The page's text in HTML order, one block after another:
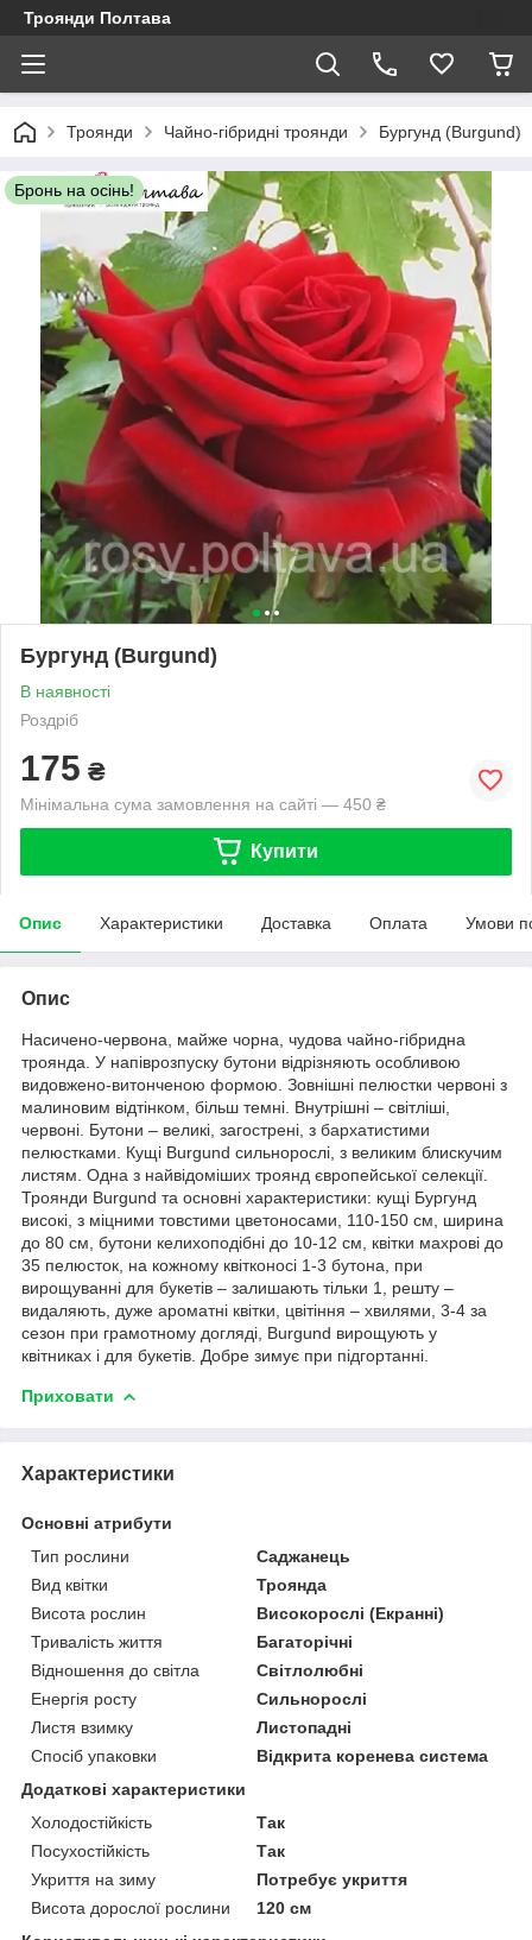
Троянди Полтава
Троянди Чайно-гібридні троянди Бургунд (Burgund)
Бронь на осінь!
Бургунд (Burgund)
В наявності
Роздріб
175 ₴
Мінімальна сума замовлення на сайті — 450 ₴
Купити
Опис Характеристики Доставка Оплата Умови
Опис
Насичено-червона, майже чорна, чудова чайно-гібридна
троянда. У напіврозпуску бутони відрізняють особливою
видовжено-витонченою формою. Зовнішні пелюстки червоні з
малиновим відтінком, більш темні. Внутрішні – світліші,
червоні. Бутони – великі, загострені, з бархатистими
пелюстками. Кущі Burgund сильнорослі, з великим блискучим
листям. Одна з найвідоміших троянд європейської селекції.
Троянди Burgund та основні характеристики: кущі Бургунд
високі, з міцними товстими цветоносами, 110-150 см, ширина
до 80 см, бутони келихоподібні до 10-12 см, квітки махрові до
35 пелюсток, на кожному квітконосі 1-3 бутона, при
вирощуванні для букетів – залишають тільки 1, решту –
видаляють, дуже ароматні квітки, цвітіння – хвилями, 3-4 за
сезон при грамотному догляді, Burgund вирощують у
квітниках і для букетів. Добре зимує при підгортанні.
Приховати
Характеристики
Основні атрибути
Тип рослини
Саджанець
Вид квітки
Троянда
Висота рослин
Високорослі (Екранні)
Тривалість життя
Багаторічні
Відношення до світла
Світлолюбні
Енергія росту
Сильнорослі
Листя взимку
Листопадні
Спосіб упаковки
Відкрита коренева система
Додаткові характеристики
Холодостійкість
Так
Посухостійкість
Так
Укриття на зиму
Потребує укриття
Висота дорослої рослини
120 см